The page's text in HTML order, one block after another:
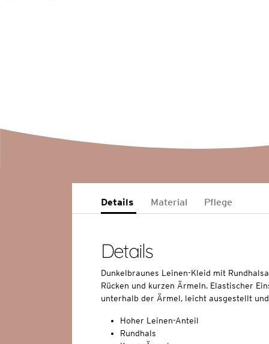
Details Material Pflege
Details
Dunkelbraunes Leinen-Kleid mit
Rücken und kurzen Ärmeln. Elastischer
unterhalb der Ärmel, leicht ausgestellt
Hoher Leinen-Anteil
Rundhals